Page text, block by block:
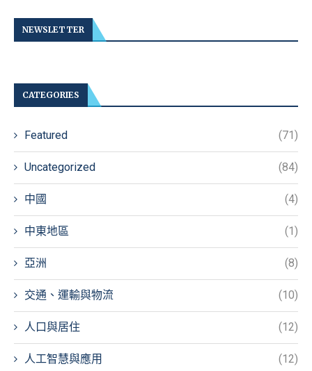
NEWSLETTER
CATEGORIES
Featured (71)
Uncategorized (84)
中國 (4)
中東地區 (1)
亞洲 (8)
交通、運輸與物流 (10)
人口與居住 (12)
人工智慧與應用 (12)